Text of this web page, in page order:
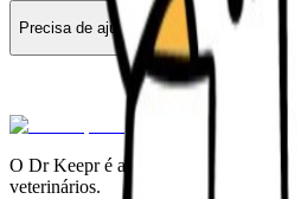
Precisa de ajuda?
O Dr Keepr é a maior plataforma do
veterinários.